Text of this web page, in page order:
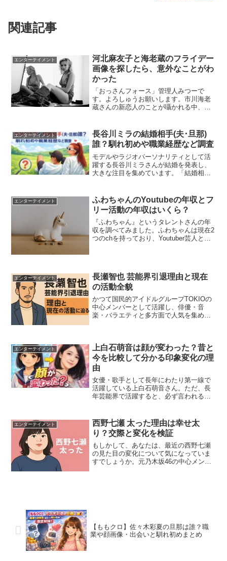
関連記事
エンターテイメント
河北麻友子と海老蔵のフライデー
画像を探したら、意外なことがわ
かった
「おっさんフォース」管理人みつーで
す。よろしゅうお願いします。市川海老
蔵さんの新恋人のことが囁かれる中、か
再婚がささやかれている中、この河北麻
友子さんっちゅう人も注目を...
エンターテイメント
長谷川ミラの結婚相手(夫･旦那)
誰？馴れ初めや職業経歴など調査
モデルやラジオパーソナリティとして活
躍する長谷川ミラさんが結婚を発表し、
大きな注目を集めています。「結婚相手
ど、気になる点を知りたくて検索してい
る方も多いのではないでしょ...
エンターテイメント
ふわちゃんのYoutubeの年収とフ
リー活動の年収はいくら？
『ふわちゃん』というタレントさんの年
収を調べてみました。ふわちゃんは現在2
つのchを持っており、Youtuber芸人とし
エンターテイメント
長瀬智也 芸能界引退理由と現在
の活動全貌
かつて国民的アイドルグループTOKIOの
中心メンバーとして活躍し、俳優・音
楽・バラエティと多方面で人気を集めた
舞台を去った今でも...
エンターテイメント
上白石萌音は顔が変わった？昔と
今を比較して分かる印象変化の理
由
女優・歌手として長年にわたり第一線で
活躍している上白石萌音さん。ただ、長
年芸能界で活躍すると、必ず言われるの
った」「雰囲気がかなり変わった気がす
る」「以前と印象が違う...
エンターテイメント
西野七瀬 太った理由は幸せ太
り？交際と変化を検証
もしかして、あなたは、最近の西野七瀬
の見た目の変化について気になっていま
すでしょうか。元乃木坂46の中心メンバ
【ももクロ】佐々木彩夏の旦那は誰？職
業や顔画像・出会いと馴れ初めまとめ